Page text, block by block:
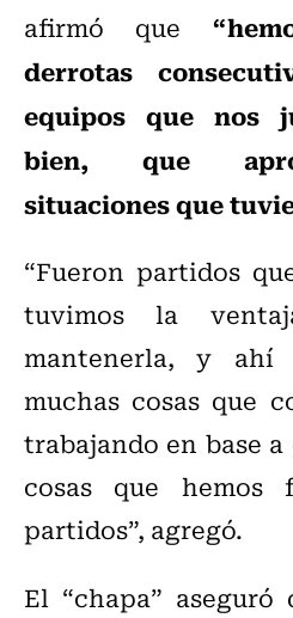
afirmó que
derrotas
equipos que nos
bien, que
situaciones que
“Fueron partidos
tuvimos la
mantenerla, y ahí
muchas cosas que
trabajando en base
cosas que hemos
partidos”, agregó.
El “chapa” aseguró